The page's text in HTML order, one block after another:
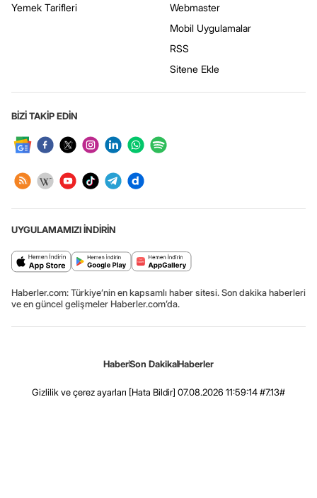
Yemek Tarifleri
Webmaster
Mobil Uygulamalar
RSS
Sitene Ekle
BİZİ TAKİP EDİN
UYGULAMAMIZI İNDİRİN
Haberler.com: Türkiye’nin en kapsamlı haber sitesi. Son dakika haberleri
ve en güncel gelişmeler Haberler.com’da.
HaberSon DakikaHaberler
Gizlilik ve çerez ayarları [Hata Bildir] 07.08.2026 11:59:14 #7.13#